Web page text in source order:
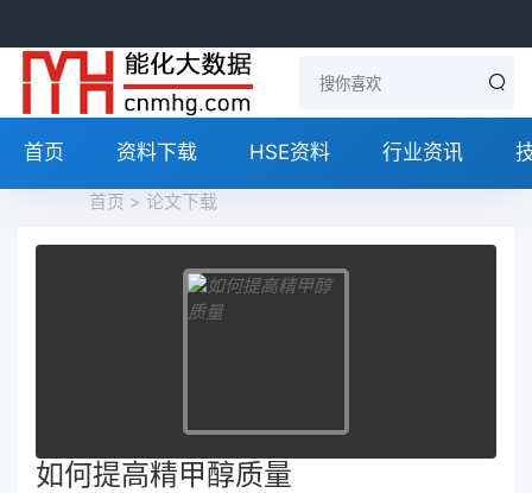
首页 资料下载 HSE资料 行业资讯
首页 > 论文下载
如何提高精甲醇质量